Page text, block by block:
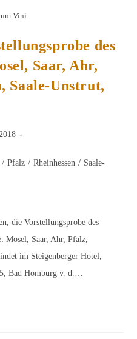
Vini
des
Saar, Ahr,
Saale-Unstrut,
/ Pfalz / Rheinhessen / Saale-
die Vorstellungsprobe des
Mosel, Saar, Ahr, Pfalz,
im Steigenberger Hotel,
Bad Homburg v. d.…